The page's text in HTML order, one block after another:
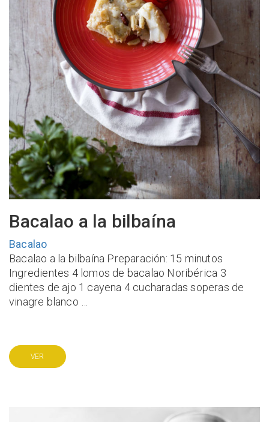
Bacalao a la bilbaína
Bacalao
Bacalao a la bilbaína Preparación: 15 minutos
Ingredientes 4 lomos de bacalao Noribérica 3
dientes de ajo 1 cayena 4 cucharadas soperas de
vinagre blanco …
VER